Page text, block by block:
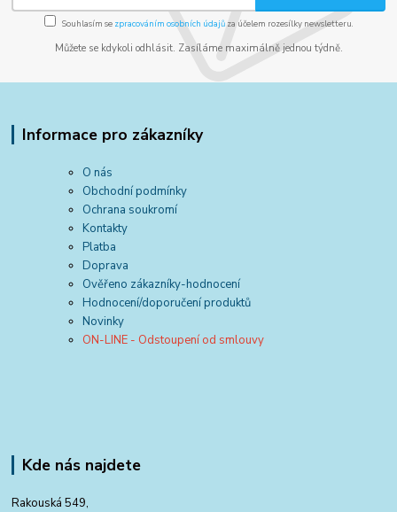
Souhlasím se zpracováním osobních údajůza účelem rozesílky newsletteru.
Můžete se kdykoli odhlásit. Zasíláme maximálně jednou týdně.
Informace pro zákazníky
O nás
Obchodní podmínky
Ochrana soukromí
Kontakty
Platba
Doprava
Ověřeno zákazníky-hodnocení
Hodnocení/doporučení produktů
Novinky
ON-LINE - Odstoupení od smlouvy
Kde nás najdete
Rakouská 549,